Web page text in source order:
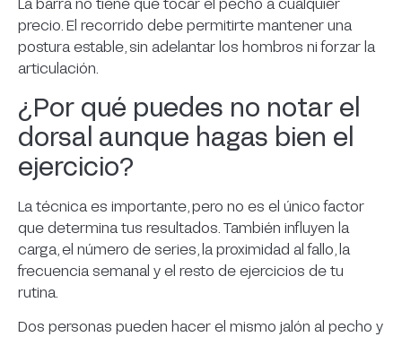
precio. El recorrido debe permitirte mantener una
postura estable, sin adelantar los hombros ni forzar la
articulación.
¿Por qué puedes no notar el
dorsal aunque hagas bien el
ejercicio?
La técnica es importante, pero no es el único factor
que determina tus resultados. También influyen la
carga, el número de series, la proximidad al fallo, la
frecuencia semanal y el resto de ejercicios de tu
rutina.
Dos personas pueden hacer el mismo jalón al pecho y